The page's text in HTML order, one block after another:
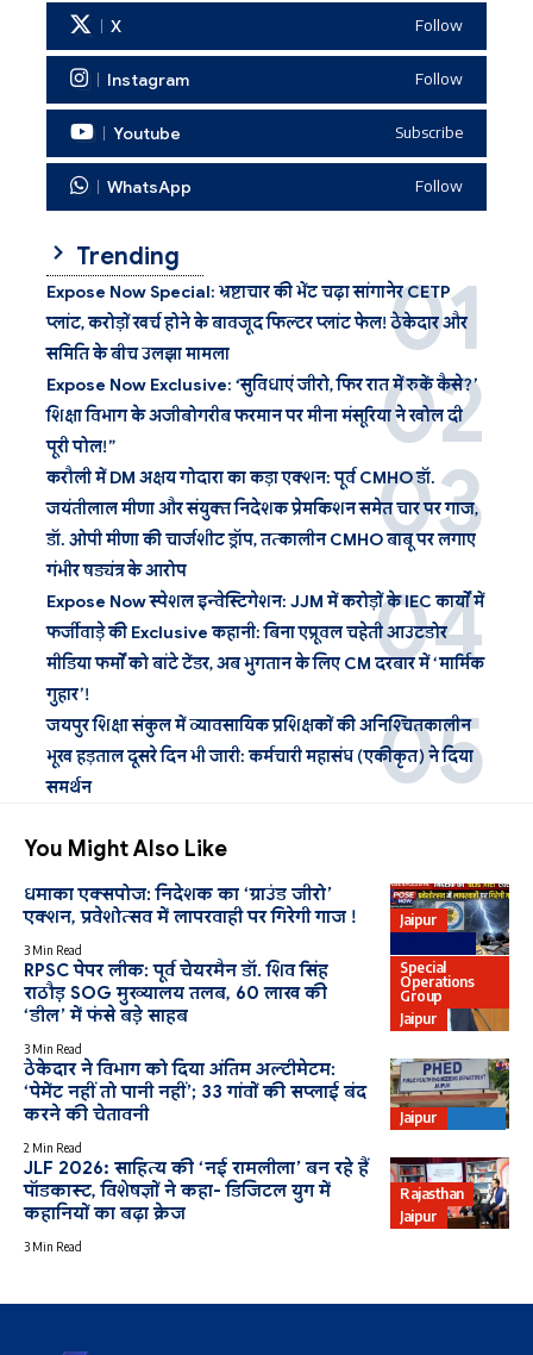
X Follow
Instagram Follow
Youtube Subscribe
WhatsApp Follow
Trending
Expose Now Special: भ्रष्टाचार की भेंट चढ़ा सांगानेर CETP
प्लांट, करोड़ों खर्च होने के बावजूद फिल्टर प्लांट फेल! ठेकेदार और
समिति के बीच उलझा मामला
Expose Now Exclusive: ‘सुविधाएं जीरो, फिर रात में रुकें कैसे?’
शिक्षा विभाग के अजीबोगरीब फरमान पर मीना मंसूरिया ने खोल दी
पूरी पोल!”
करौली में DM अक्षय गोदारा का कड़ा एक्शन: पूर्व CMHO डॉ.
जयंतीलाल मीणा और संयुक्त निदेशक प्रेमकिशन समेत चार पर गाज,
डॉ. ओपी मीणा की चार्जशीट ड्रॉप, तत्कालीन CMHO बाबू पर लगाए
गंभीर षड्यंत्र के आरोप
Expose Now स्पेशल इन्वेस्टिगेशन: JJM में करोड़ों के IEC कार्यों में
फर्जीवाड़े की Exclusive कहानी: बिना एप्रूवल चहेती आउटडोर
मीडिया फर्मों को बांटे टेंडर, अब भुगतान के लिए CM दरबार में ‘मार्मिक
गुहार’!
जयपुर शिक्षा संकुल में व्यावसायिक प्रशिक्षकों की अनिश्चितकालीन
भूख हड़ताल दूसरे दिन भी जारी: कर्मचारी महासंघ (एकीकृत) ने दिया
समर्थन
You Might Also Like
Jaipur
धमाका एक्सपोज: निदेशक का ‘ग्राउंड जीरो’
एक्शन, प्रवेशोत्सव में लापरवाही पर गिरेगी गाज !
3 Min Read
Special
Operations
Group
Jaipur
RPSC पेपर लीक: पूर्व चेयरमैन डॉ. शिव सिंह
राठौड़ SOG मुख्यालय तलब, 60 लाख की
‘डील’ में फंसे बड़े साहब
3 Min Read
Jaipur
ठेकेदार ने विभाग को दिया अंतिम अल्टीमेटम:
‘पेमेंट नहीं तो पानी नहीं’; 33 गांवों की सप्लाई बंद
करने की चेतावनी
2 Min Read
Rajasthan
Jaipur
JLF 2026: साहित्य की ‘नई रामलीला’ बन रहे हैं
पॉडकास्ट, विशेषज्ञों ने कहा- डिजिटल युग में
कहानियों का बढ़ा क्रेज
3 Min Read